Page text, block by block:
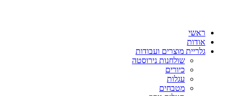
ראשי
אודות
גלריית מוצרים ועבודות
שולחנות נירוסטה
כיורים
עגלות
מטבחים